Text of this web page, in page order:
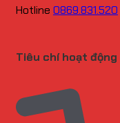
Hotline 0869.831.520
Tiêu chí hoạt động